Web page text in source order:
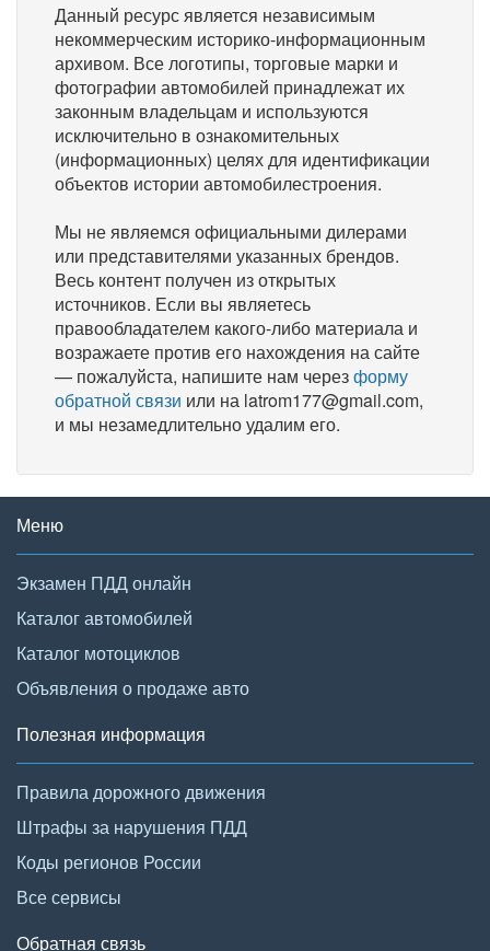
Данный ресурс является независимым
некоммерческим историко-информационным
архивом. Все логотипы, торговые марки и
фотографии автомобилей принадлежат их
законным владельцам и используются
исключительно в ознакомительных
(информационных) целях для идентификации
объектов истории автомобилестроения.
Мы не являемся официальными дилерами
или представителями указанных брендов.
Весь контент получен из открытых
источников. Если вы являетесь
правообладателем какого-либо материала и
возражаете против его нахождения на сайте
— пожалуйста, напишите нам черезформу
обратной связи или на latrom177@gmail.com,
и мы незамедлительно удалим его.
Меню
Экзамен ПДД онлайн
Каталог автомобилей
Каталог мотоциклов
Объявления о продаже авто
Полезная информация
Правила дорожного движения
Штрафы за нарушения ПДД
Коды регионов России
Все сервисы
Обратная связь